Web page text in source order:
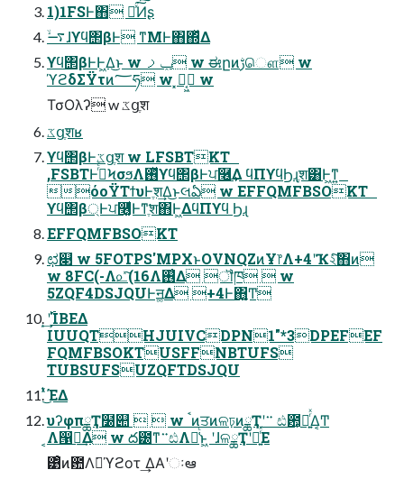
1)1FSͰ΋ ༏ͯ͘͠͠Ͷʂ
࠷ۙɺϒϥ΢βͰ ͳΜͰ΋΍ͬͯΔ
ϒϥ΢βͰͰ͖Δ͜ͱ w ݕࡧ w ಈըͷࢹௌ w
ϓϩδΣΫτͷ؅ཧ w ͓ֆ͔͖ w
ΤσΟλʔ w ػցֶश
ػցֶशʁ
ϒϥ΢βͰػցֶश w LFSBTKT
,FSBTͰ࡞ͬͨϞσϧΛ࢖ͬͯϒϥ΢βͰਪ࿦͢Δ ϥΠϒϥϦɻֶश͸Ͱ͖ͳ͍
όοΫΤϯυͰֶश͢Δ͜ͱલఏ w EFFQMFBSOKT
ϒϥ΢β্Ͱਪ࿦͚ͩͰͳֶ͘श΋Ͱ͖ΔϥΠϒϥ Ϧɻ
EFFQMFBSOKT
ಛ௃ w 5FOTPS'MPXͱOVNQZͷҰ෦Λ+4ʹҠ২ͨ͠΋ͷ
w 8FC(-Λ௨ͯ͠(16Λ࢖͑Δ ॏཁ  w
5ZQF4DSJQUͰॻ͚Δ +4Ͱ΋͍͍͚Ͳ
͙͢ʹ࢝ΊΒΕΔ
IUUQTHJUIVCDPN1"*3DPEFEF
FQMFBSOKTUSFFNBTUFS
TUBSUFSUZQFTDSJQU
ͭ͜͏ͯΈΔ
υʔφπྖҬ໰୊   w ࠨͷਤͷଳঢ়ͷྖҬʹ࠲ ඪ఺͕ೖ͍ͬͯΔ͔Ͳ͏
͔Λ൑ผ͢Δ w ద౰ͳ࠲ඪΛ༩͑ͨͱ͖ ʹɺଳྖҬʹೖ͍ͬͯΕ
͹ͦͷ఺Λࠇ͘ϓϩοτ ͢ΔΑ͏ʹઃఆ